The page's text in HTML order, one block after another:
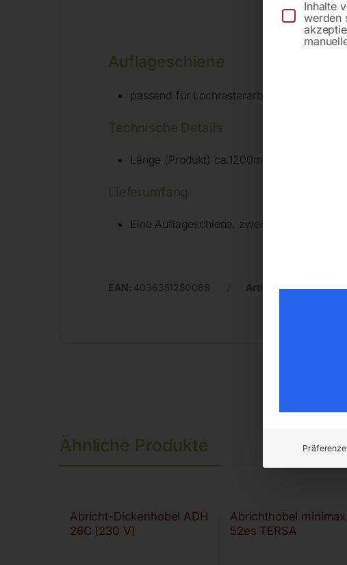
Auflageschiene
passend für Lochrasterarbeitsplatte Buche
Technische Details
Länge (Produkt) ca.1200mm
Lieferumfang
Eine Auflageschiene, zwei Rasterbolzen
EAN: 4036351280088 Artikelnummer:
Ähnliche Produkte
Abricht-Dickenhobel ADH
26C (230 V)
Abrichthobel
52es TERSA
Inhalte
werden